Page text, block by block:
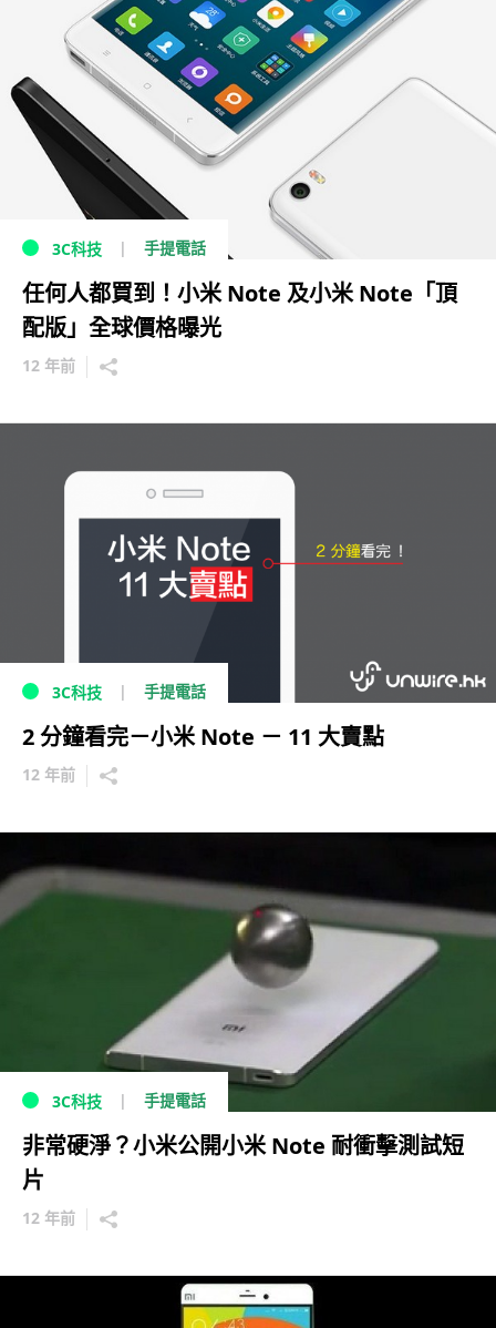
3C科技 手提電話
任何人都買到！小米 Note 及小米 Note「頂
配版」全球價格曝光
12 年前
3C科技 手提電話
2 分鐘看完－小米 Note － 11 大賣點
12 年前
3C科技 手提電話
非常硬淨？小米公開小米 Note 耐衝擊測試短
片
12 年前